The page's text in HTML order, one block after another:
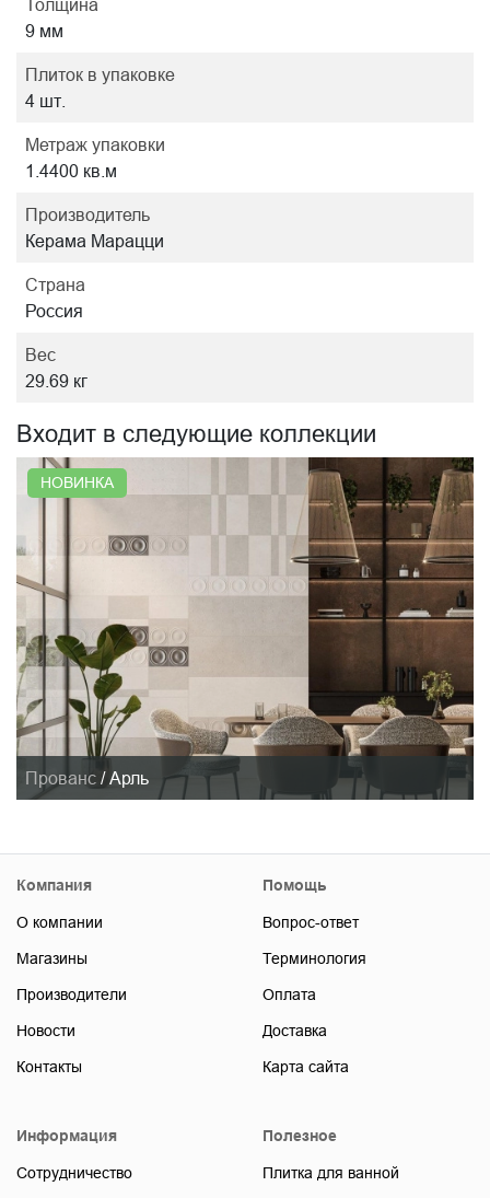
9 мм
Плиток в упаковке
4 шт.
Метраж упаковки
1.4400 кв.м
Производитель
Керама Марацци
Страна
Россия
Вес
29.69 кг
Входит в следующие коллекции
НОВИНКА
Прованс / Арль
Компания
О компании
Магазины
Производители
Новости
Контакты
Помощь
Вопрос-ответ
Терминология
Оплата
Доставка
Карта сайта
Информация
Сотрудничество
Полезное
Плитка для ванной